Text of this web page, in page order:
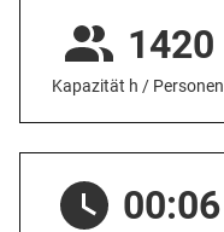
1420
Kapazität h / Personen
00:06